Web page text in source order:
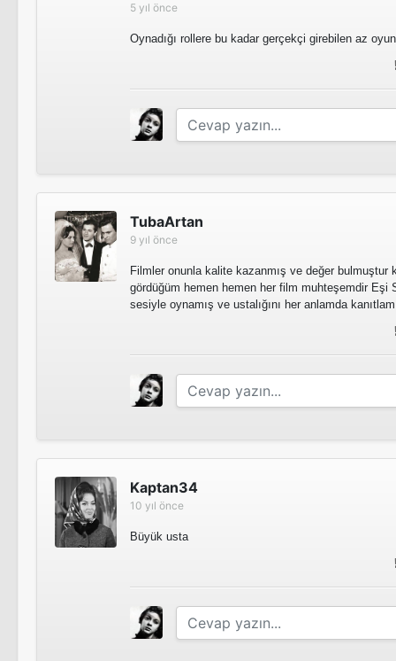
5 yıl önce
Oynadığı rollere bu kadar gerçekçi girebilen az
TubaArtan
9 yıl önce
Filmler onunla kalite kazanmış ve değer bulmuştur
gördüğüm hemen hemen her film muhteşemdir Eşi
sesiyle oynamış ve ustalığını her anlamda
Kaptan34
10 yıl önce
Büyük usta